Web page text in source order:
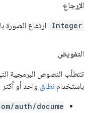
الإرجاع
Integer : ارتفاع الصورة
التفويض
تتطلّب النصوص البرمجية
باستخدام نطاق واحد أو أكثر
auth/docume